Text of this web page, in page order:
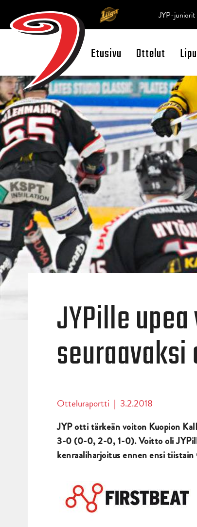
Open Search
Etusivu Ottelut
JYP-juniorit
JYPille
Otteluraportti | 3.2.2018
JYP otti tärkeän voiton Kuopion
3-0 (0-0, 2-0, 1-0). Voitto oli
kenraaliharjoitus ennen ensi